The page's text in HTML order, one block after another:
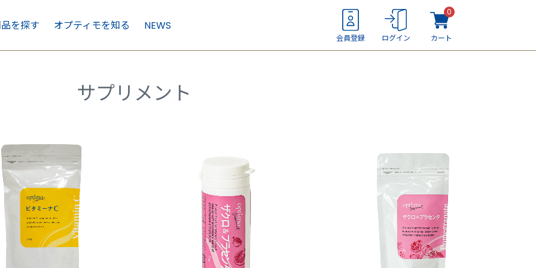
を探す オプティモを知る NEWS
会員登録 ログイン
0
カート
サプリメント